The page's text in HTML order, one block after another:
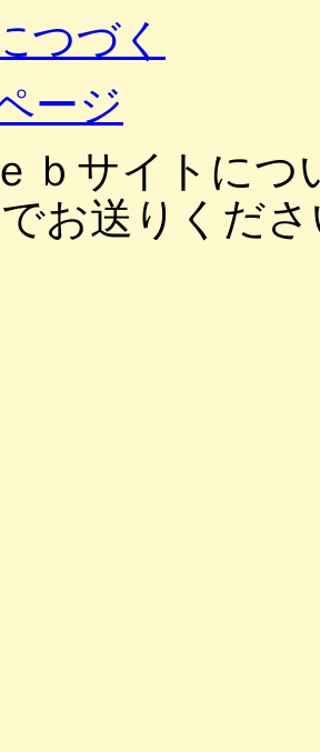
つづく
ージ
ｂサイトにつ
でお送りくだ